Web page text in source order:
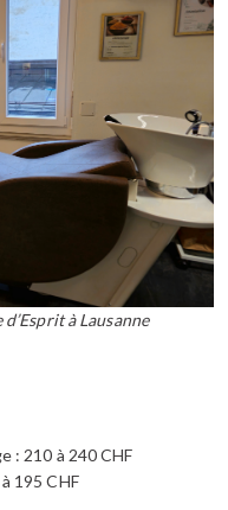
à Lausanne
: 210 à 240 CHF
195 CHF